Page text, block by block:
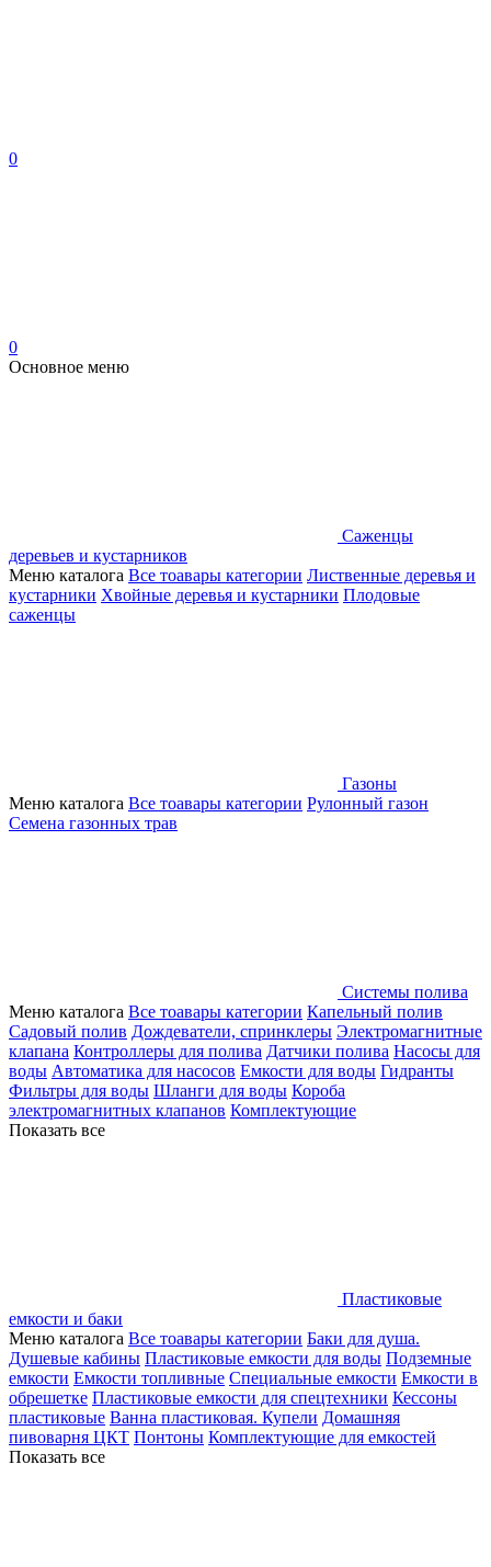
0
0
Основное меню
Саженцы
деревьев и кустарников
Меню каталога Все тоавары категории Лиственные деревья и
кустарники Хвойные деревья и кустарники Плодовые
саженцы
Газоны
Меню каталога Все тоавары категории Рулонный газон
Семена газонных трав
Системы полива
Меню каталога Все тоавары категории Капельный полив
Садовый полив Дождеватели, спринклеры Электромагнитные
клапана Контроллеры для полива Датчики полива Насосы для
воды Автоматика для насосов Емкости для воды Гидранты
Фильтры для воды Шланги для воды Короба
электромагнитных клапанов Комплектующие
Показать все
Пластиковые
емкости и баки
Меню каталога Все тоавары категории Баки для душа.
Душевые кабины Пластиковые емкости для воды Подземные
емкости Емкости топливные Специальные емкости Емкости в
обрешетке Пластиковые емкости для спецтехники Кессоны
пластиковые Ванна пластиковая. Купели Домашняя
пивоварня ЦКТ Понтоны Комплектующие для емкостей
Показать все